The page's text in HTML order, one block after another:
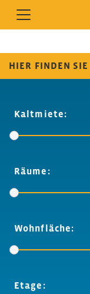
HIER FINDEN
Kaltmiete:
Räume:
Wohnfläche:
Etage: